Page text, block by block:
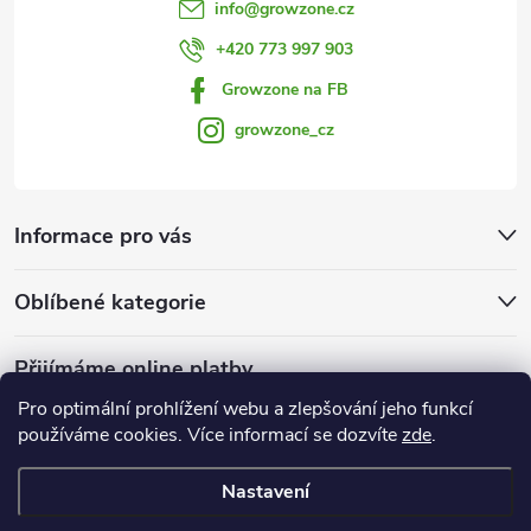
Pro optimální prohlížení webu a zlepšování jeho funkcí
používáme cookies. Více informací se dozvítezde.
Nastavení
info@growzone.cz
+420 773 997 903
Growzone na FB
growzone_cz
Informace pro vás
Oblíbené kategorie
Přijímáme online platby